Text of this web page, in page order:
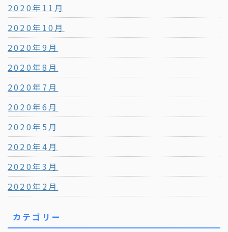
2020年11月
2020年10月
2020年9月
2020年8月
2020年7月
2020年6月
2020年5月
2020年4月
2020年3月
2020年2月
カテゴリー